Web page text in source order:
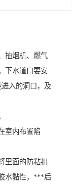
抽烟机、燃气
下水道口要安
入的洞口，及
室内布置陷
里面的防粘扣
水黏性，***后